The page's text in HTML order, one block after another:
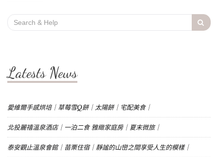
Search
for:
Latests News
愛維爾手感烘培｜草莓雪Q餅｜太陽餅｜宅配美食｜
北投麗禧溫泉酒店｜一泊二食 雅緻家庭房｜夏末微旅｜
泰安觀止溫泉會館｜苗栗住宿｜靜謐的山巒之間享受人生的模樣｜